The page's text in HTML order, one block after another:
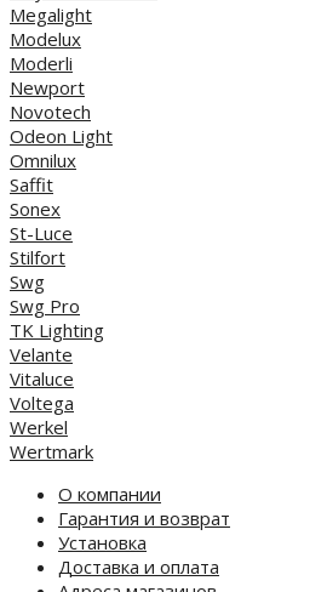
Megalight
Modelux
Moderli
Newport
Novotech
Odeon Light
Omnilux
Saffit
Sonex
St-Luce
Stilfort
Swg
Swg Pro
TK Lighting
Velante
Vitaluce
Voltega
Werkel
Wertmark
О компании
Гарантия и возврат
Установка
Доставка и оплата